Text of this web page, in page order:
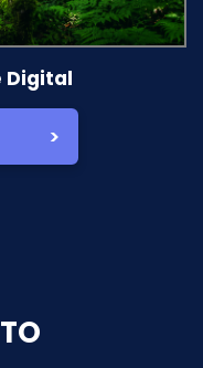
Digital
>